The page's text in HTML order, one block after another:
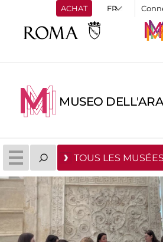
ACHAT
MUSEO
TOUS LES